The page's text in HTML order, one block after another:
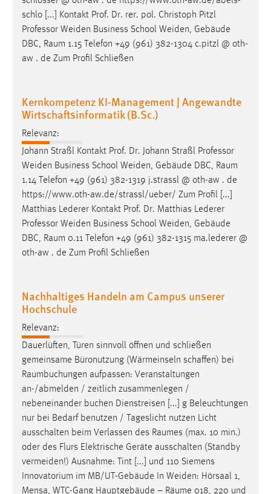
schlo [...] Kontakt Prof. Dr. rer. pol. Christoph Pitzl
Professor Weiden Business School Weiden, Gebäude
DBC, Raum 1.15 Telefon +49 (961) 382-1304 c.pitzl @ oth-
aw . de Zum Profil Schließen
Kernkompetenz KI-Management | Angewandte
Wirtschaftsinformatik (B.Sc.)
Relevanz:
Johann Straßl Kontakt Prof. Dr. Johann Straßl Professor
Weiden Business School Weiden, Gebäude DBC, Raum
1.14 Telefon +49 (961) 382-1319 j.strassl @ oth-aw . de
https://www.oth-aw.de/strassl/ueber/ Zum Profil [...]
Matthias Lederer Kontakt Prof. Dr. Matthias Lederer
Professor Weiden Business School Weiden, Gebäude
DBC, Raum 0.11 Telefon +49 (961) 382-1315 ma.lederer @
oth-aw . de Zum Profil Schließen
Nachhaltiges Handeln am Campus unserer
Hochschule
Relevanz:
Dauerlüften, Türen sinnvoll öffnen und schließen
gemeinsame Büronutzung (Wärmeinseln schaffen) bei
Raumbuchungen aufpassen: Veranstaltungen
an-/abmelden / zeitlich zusammenlegen /
nebeneinander buchen Dienstreisen [...] g Beleuchtungen
nur bei Bedarf benutzen / Tageslicht nutzen Licht
ausschalten beim Verlassen des Raumes (max. 10 min.)
oder des Flurs Elektrische Geräte ausschalten (Standby
vermeiden!) Ausnahme: Tint [...] und 110 Siemens
Innovatorium im MB/UT-Gebäude In Weiden: Hörsaal 1,
Mensa, WTC-Gang Hauptgebäude – Räume 018, 220 und